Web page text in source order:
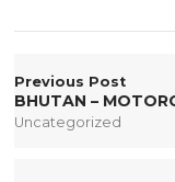
Previous Post
BHUTAN –
Uncategorized